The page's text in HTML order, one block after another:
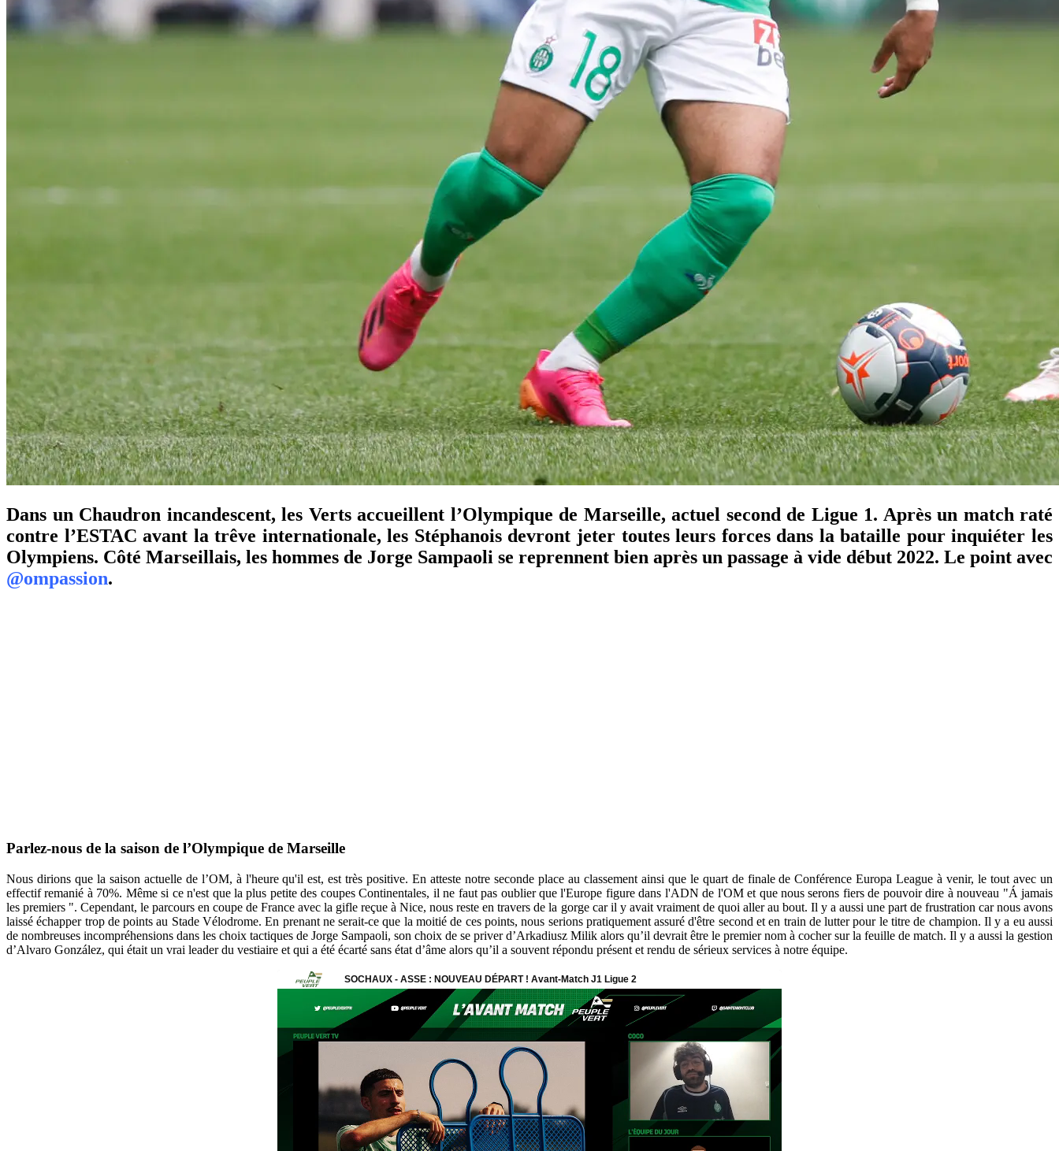
Dans un Chaudron incandescent, les Verts accueillent l’Olympique de Marseille, actuel second de Ligue 1. Après un match raté
contre l’ESTAC avant la trêve internationale, les Stéphanois devront jeter toutes leurs forces dans la bataille pour inquiéter les
Olympiens. Côté Marseillais, les hommes de Jorge Sampaoli se reprennent bien après un passage à vide début 2022. Le point avec
@ompassion.
Parlez-nous de la saison de l’Olympique de Marseille
Nous dirions que la saison actuelle de l’OM, à l'heure qu'il est, est très positive. En atteste notre seconde place au classement ainsi que le quart de finale de Conférence Europa League à venir, le tout avec un
effectif remanié à 70%. Même si ce n'est que la plus petite des coupes Continentales, il ne faut pas oublier que l'Europe figure dans l'ADN de l'OM et que nous serons fiers de pouvoir dire à nouveau "Á jamais
les premiers ". Cependant, le parcours en coupe de France avec la gifle reçue à Nice, nous reste en travers de la gorge car il y avait vraiment de quoi aller au bout. Il y a aussi une part de frustration car nous avons
laissé échapper trop de points au Stade Vélodrome. En prenant ne serait-ce que la moitié de ces points, nous serions pratiquement assuré d'être second et en train de lutter pour le titre de champion. Il y a eu aussi
de nombreuses incompréhensions dans les choix tactiques de Jorge Sampaoli, son choix de se priver d’Arkadiusz Milik alors qu’il devrait être le premier nom à cocher sur la feuille de match. Il y a aussi la gestion
d’Alvaro González, qui était un vrai leader du vestiaire et qui a été écarté sans état d’âme alors qu’il a souvent répondu présent et rendu de sérieux services à notre équipe.